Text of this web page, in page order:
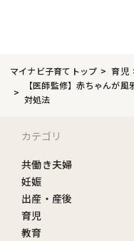
マイナビ子育てトップ 育児
【医師監修】赤ちゃんが
対処法
カテゴリ
共働き夫婦
妊娠
出産・産後
育児
教育